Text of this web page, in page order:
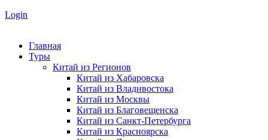
Login
Главная
Туры
Китай из Регионов
Китай из Хабаровска
Китай из Владивостока
Китай из Москвы
Китай из Благовещенска
Китай из Санкт-Петербурга
Китай из Красноярска